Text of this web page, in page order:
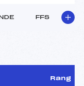
FFS
Rang